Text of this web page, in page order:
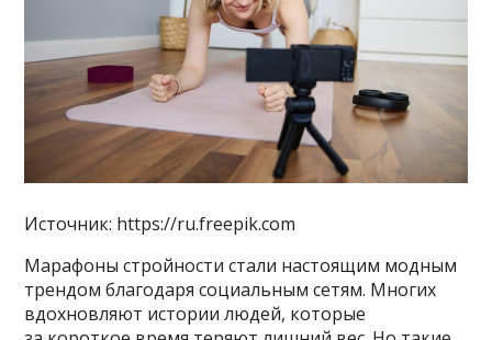
Источник: https://ru.freepik.com
Марафоны стройности стали настоящим модным
трендом благодаря социальным сетям. Многих
вдохновляют истории людей, которые